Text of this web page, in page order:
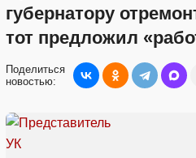
губернатору
тот предложил
Поделиться
новостью: